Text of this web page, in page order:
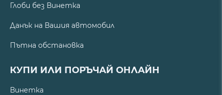
Глоби без Винетка
Данък на Вашия автомобил
Пътна обстановка
КУПИ ИЛИ ПОРЪЧАЙ ОНЛАЙН
Винетка